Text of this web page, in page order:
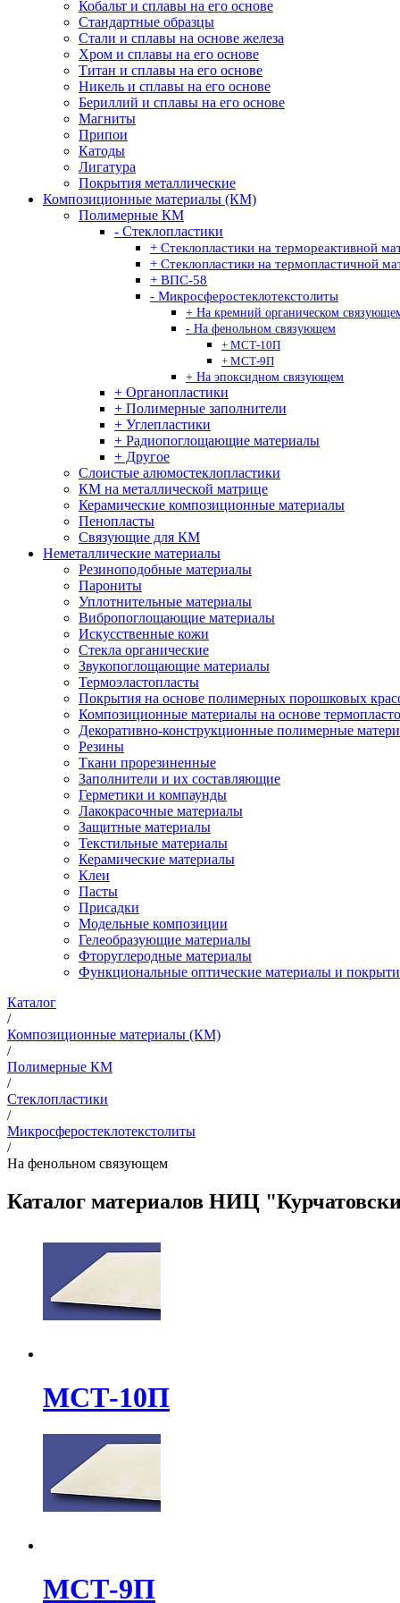
Кобальт и сплавы на его основе
Стандартные образцы
Стали и сплавы на основе железа
Хром и сплавы на его основе
Титан и сплавы на его основе
Никель и сплавы на его основе
Бериллий и сплавы на его основе
Магниты
Припои
Катоды
Лигатура
Покрытия металлические
Композиционные материалы (КМ)
Полимерные КМ
- Стеклопластики
+ Стеклопластики на термореактивной
+ Стеклопластики на термопластичной
+ ВПС-58
- Микросферостеклотекстолиты
+ На кремний органическом
- На фенольном связующем
+ МСТ-10П
+ МСТ-9П
+ На эпоксидном связующем
+ Органопластики
+ Полимерные заполнители
+ Углепластики
+ Радиопоглощающие материалы
+ Другое
Слоистые алюмостеклопластики
КМ на металлической матрице
Керамические композиционные материалы
Пенопласты
Связующие для КМ
Неметаллические материалы
Резиноподобные материалы
Парониты
Уплотнительные материалы
Вибропоглощающие материалы
Искусственные кожи
Стекла органические
Звукопоглощающие материалы
Термоэластопласты
Покрытия на основе полимерных порошковых
Композиционные материалы на основе
Декоративно-конструкционные полимерные
Резины
Ткани прорезиненные
Заполнители и их составляющие
Герметики и компаунды
Лакокрасочные материалы
Защитные материалы
Текстильные материалы
Керамические материалы
Клеи
Пасты
Присадки
Модельные композиции
Гелеобразующие материалы
Фторуглеродные материалы
Функциональные оптические материалы и
Каталог
/
Композиционные материалы (КМ)
/
Полимерные КМ
/
Стеклопластики
/
Микросферостеклотекстолиты
/
На фенольном связующем
Каталог материалов НИЦ
МСТ-10П
МСТ-9П